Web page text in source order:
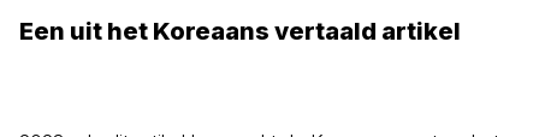
Een uit het Koreaans vertaald artikel